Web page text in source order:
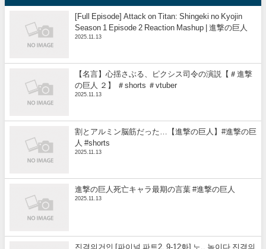
[Full Episode] Attack on Titan: Shingeki no Kyojin
Season 1 Episode 2 Reaction Mashup | 進撃の巨人
2025.11.13
【名言】心揺さぶる、ピクシス司令の演説【＃進撃
の巨人 ２】 ＃shorts ＃vtuber
2025.11.13
割とアルミン脳筋だった…【進撃の巨人】#進撃の巨
人 #shorts
2025.11.13
進撃の巨人死亡キャラ最期の言葉 #進撃の巨人
2025.11.13
진격의거인 [파이널 파트2, 9-12화] 노.. 놈이다 진격의